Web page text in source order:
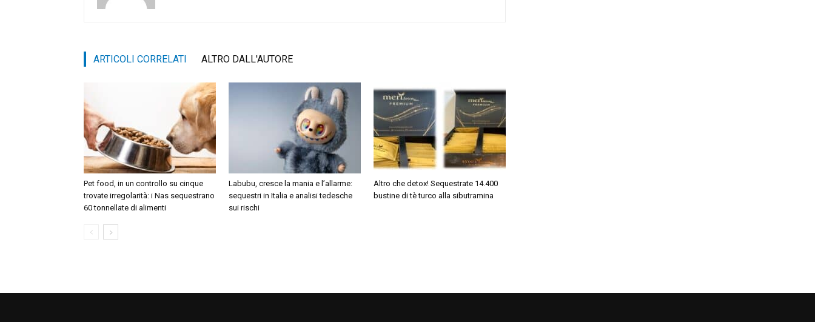
ARTICOLI CORRELATI ALTRO DALL'AUTORE
Pet food, in un controllo su cinque
trovate irregolarità: i Nas sequestrano
60 tonnellate di alimenti
Labubu, cresce la mania e l’allarme:
sequestri in Italia e analisi tedesche
sui rischi
Altro che detox! Sequestrate 14.400
bustine di tè turco alla sibutramina